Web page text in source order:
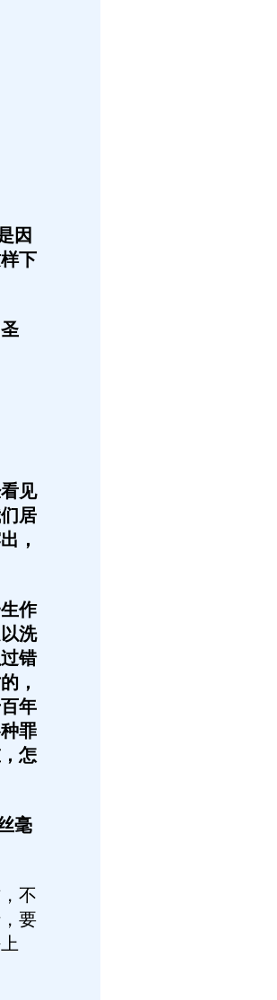
因
下
见
居
，
作
洗
错
，
年
罪
怎
毫
不
要